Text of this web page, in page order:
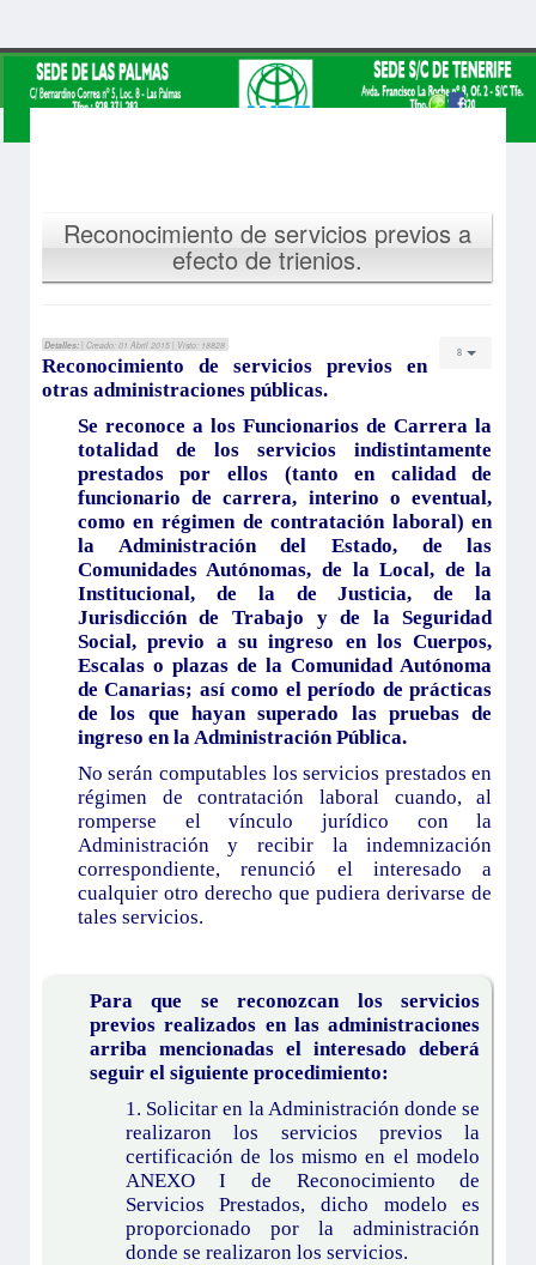
Reconocimiento de servicios previos a
efecto de trienios.
Detalles: | Creado: 01 Abril 2015 | Visto: 18828
Reconocimiento de servicios previos en
otras administraciones públicas.
Se reconoce a los Funcionarios de Carrera la
totalidad de los servicios indistintamente
prestados por ellos (tanto en calidad de
funcionario de carrera, interino o eventual,
como en régimen de contratación laboral) en
la Administración del Estado, de las
Comunidades Autónomas, de la Local, de la
Institucional, de la de Justicia, de la
Jurisdicción de Trabajo y de la Seguridad
Social, previo a su ingreso en los Cuerpos,
Escalas o plazas de la Comunidad Autónoma
de Canarias; así como el período de prácticas
de los que hayan superado las pruebas de
ingreso en la Administración Pública.
No serán computables los servicios prestados en
régimen de contratación laboral cuando, al
romperse el vínculo jurídico con la
Administración y recibir la indemnización
correspondiente, renunció el interesado a
cualquier otro derecho que pudiera derivarse de
tales servicios.
Para que se reconozcan los servicios
previos realizados en las administraciones
arriba mencionadas el interesado deberá
seguir el siguiente procedimiento:
1. Solicitar en la Administración donde se
realizaron los servicios previos la
certificación de los mismo en el modelo
ANEXO I de Reconocimiento de
Servicios Prestados, dicho modelo es
proporcionado por la administración
donde se realizaron los servicios.